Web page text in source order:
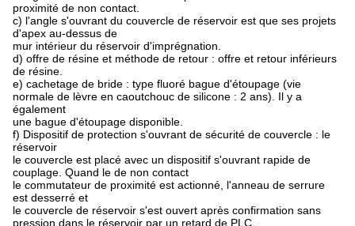
proximité de non contact.
c) l'angle s'ouvrant du couvercle de réservoir est que ses projets
d'apex au-dessus de
mur intérieur du réservoir d'imprégnation.
d) offre de résine et méthode de retour : offre et retour inférieurs
de résine.
e) cachetage de bride : type fluoré bague d'étoupage (vie
normale de lèvre en caoutchouc de silicone : 2 ans). Il y a
également
une bague d'étoupage disponible.
f) Dispositif de protection s'ouvrant de sécurité de couvercle : le
réservoir
le couvercle est placé avec un dispositif s'ouvrant rapide de
couplage. Quand le de non contact
le commutateur de proximité est actionné, l'anneau de serrure
est desserré et
le couvercle de réservoir s'est ouvert après confirmation sans
pression dans le réservoir par un retard de PLC.